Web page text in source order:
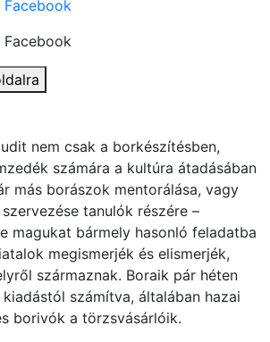
nem csak a borkészítésben,
számára a kultúra átadásában
más borászok mentorálása, vagy
tanulók részére –
magukat bármely hasonló feladatba
megismerjék és elismerjék,
származnak. Boraik pár héten
számítva, általában hazai
borivók a törzsvásárlóik.